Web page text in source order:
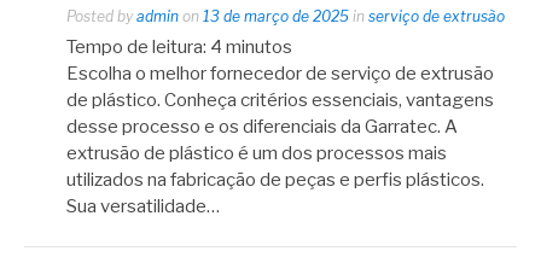
Posted by admin on 13 de março de 2025 in serviço de extrusão
Tempo de leitura: 4 minutos
Escolha o melhor fornecedor de serviço de extrusão
de plástico. Conheça critérios essenciais, vantagens
desse processo e os diferenciais da Garratec. A
extrusão de plástico é um dos processos mais
utilizados na fabricação de peças e perfis plásticos.
Sua versatilidade…